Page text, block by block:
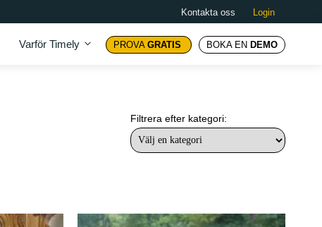
Kontakta oss Login
Varför Timely PROVA GRATIS BOKA EN DEMO
Filtrera efter kategori: